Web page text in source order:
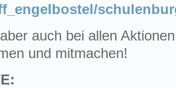
auch bei allen
und mitmachen!